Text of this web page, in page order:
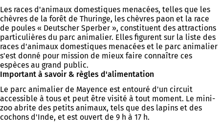
Les races d'animaux domestiques menacées, telles que les
chèvres de la forêt de Thuringe, les chèvres paon et la race
de poules « Deutscher Sperber », constituent des attractions
particulières du parc animalier. Elles figurent sur la liste des
races d'animaux domestiques menacées et le parc animalier
s'est donné pour mission de mieux faire connaître ces
espèces au grand public.
Important à savoir & règles d'alimentation
Le parc animalier de Mayence est entouré d'un circuit
accessible à tous et peut être visité à tout moment. Le mini-
zoo abrite des petits animaux, tels que des lapins et des
cochons d'Inde, et est ouvert de 9 h à 17 h.